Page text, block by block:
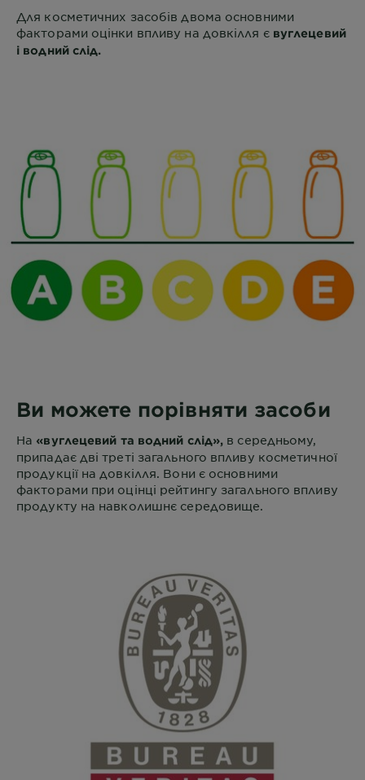
Для косметичних засобів двома основними
факторами оцінки впливу на довкілля є вуглецевий
і водний слід.
Ви можете порівняти засоби
На «вуглецевий та водний слід», в середньому,
припадає дві треті загального впливу косметичної
продукції на довкілля. Вони є основними
факторами при оцінці рейтингу загального впливу
продукту на навколишнє середовище.